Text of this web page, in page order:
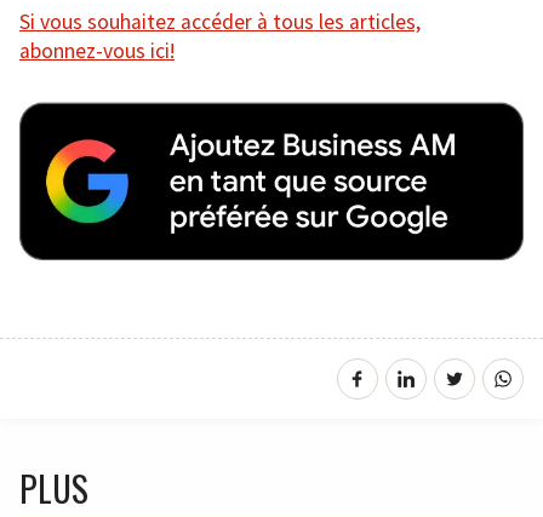
Si vous souhaitez accéder à tous les articles,
abonnez-vous ici!
PLUS